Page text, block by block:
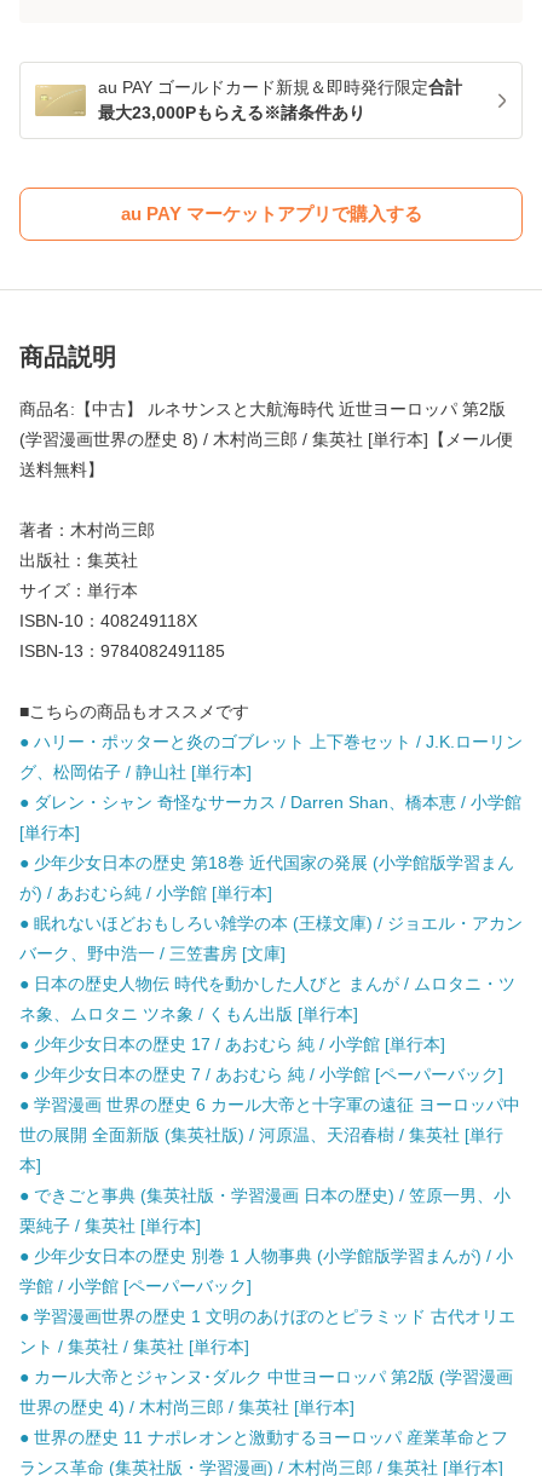
au PAY ゴールドカード新規＆即時発行限定合計
最大23,000Pもらえる※諸条件あり
au PAY マーケットアプリで購入する
商品説明
商品名:【中古】 ルネサンスと大航海時代 近世ヨーロッパ 第2版
(学習漫画世界の歴史 8) / 木村尚三郎 / 集英社 [単行本]【メール便
送料無料】
著者：木村尚三郎
出版社：集英社
サイズ：単行本
ISBN-10：408249118X
ISBN-13：9784082491185
■こちらの商品もオススメです
● ハリー・ポッターと炎のゴブレット 上下巻セット / J.K.ローリン
グ、松岡佑子 / 静山社 [単行本]
● ダレン・シャン 奇怪なサーカス / Darren Shan、橋本恵 / 小学館
[単行本]
● 少年少女日本の歴史 第18巻 近代国家の発展 (小学館版学習まん
が) / あおむら純 / 小学館 [単行本]
● 眠れないほどおもしろい雑学の本 (王様文庫) / ジョエル・アカン
バーク、野中浩一 / 三笠書房 [文庫]
● 日本の歴史人物伝 時代を動かした人びと まんが / ムロタニ・ツ
ネ象、ムロタニ ツネ象 / くもん出版 [単行本]
● 少年少女日本の歴史 17 / あおむら 純 / 小学館 [単行本]
● 少年少女日本の歴史 7 / あおむら 純 / 小学館 [ペーパーバック]
● 学習漫画 世界の歴史 6 カール大帝と十字軍の遠征 ヨーロッパ中
世の展開 全面新版 (集英社版) / 河原温、天沼春樹 / 集英社 [単行
本]
● できごと事典 (集英社版・学習漫画 日本の歴史) / 笠原一男、小
栗純子 / 集英社 [単行本]
● 少年少女日本の歴史 別巻 1 人物事典 (小学館版学習まんが) / 小
学館 / 小学館 [ペーパーバック]
● 学習漫画世界の歴史 1 文明のあけぼのとピラミッド 古代オリエ
ント / 集英社 / 集英社 [単行本]
● カール大帝とジャンヌ･ダルク 中世ヨーロッパ 第2版 (学習漫画
世界の歴史 4) / 木村尚三郎 / 集英社 [単行本]
● 世界の歴史 11 ナポレオンと激動するヨーロッパ 産業革命とフ
ランス革命 (集英社版・学習漫画) / 木村尚三郎 / 集英社 [単行本]